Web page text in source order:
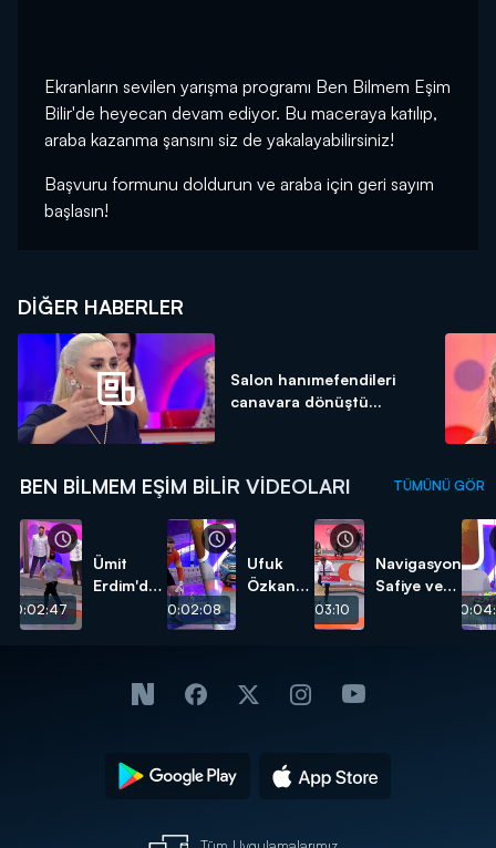
Ekranların sevilen yarışma programı Ben Bilmem Eşim
Bilir'de heyecan devam ediyor. Bu maceraya katılıp,
araba kazanma şansını siz de yakalayabilirsiniz!
Başvuru formunu doldurun ve araba için geri sayım
başlasın!
DIĞER HABERLER
Salon hanımefendileri
canavara dönüştü...
BEN BILMEM EŞIM BILIR VIDEOLARI TÜMÜNÜ GÖR
00:02:47
Ümit
Erdim'den
00:02:08
Ufuk
Özkan
00:03:10
Navigasyon
Safiye ve